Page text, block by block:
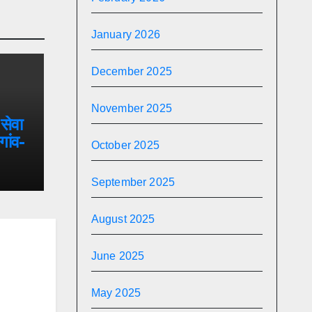
January 2026
December 2025
November 2025
October 2025
September 2025
August 2025
June 2025
May 2025